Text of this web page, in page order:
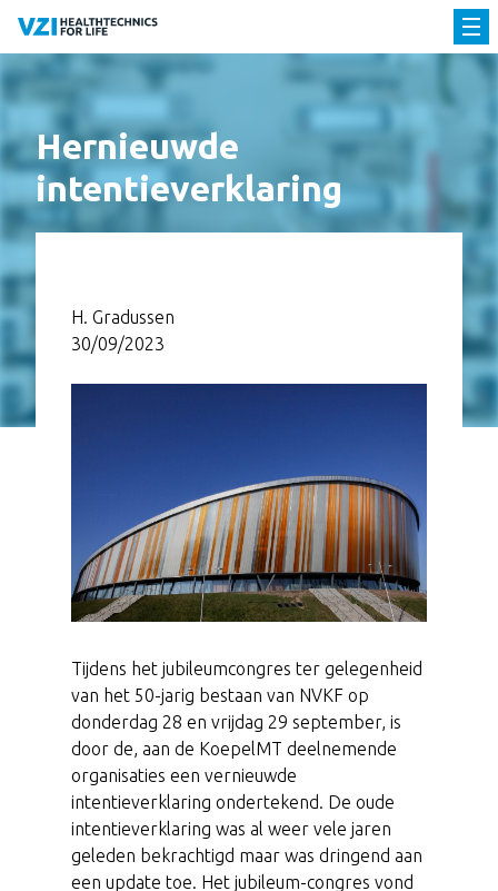
Hernieuwde
intentieverklaring
H. Gradussen
30/09/2023
Tijdens het jubileumcongres ter gelegenheid
van het 50-jarig bestaan van NVKF op
donderdag 28 en vrijdag 29 september, is
door de, aan de KoepelMT deelnemende
organisaties een vernieuwde
intentieverklaring ondertekend. De oude
intentieverklaring was al weer vele jaren
geleden bekrachtigd maar was dringend aan
een update toe. Het jubileum-congres vond